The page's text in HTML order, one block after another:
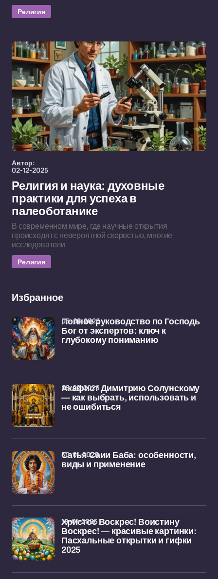
Религия
Автор:
02-12-2025
Религия и наука: духовные
практики для успеха в
палеоботанике
В современном мире, где научные открытия
происходят с невероятной скоростью, многие
исследователи
Религия
Избранное
Полное руководство по Господь
Бог от экспертов: ключ к
глубокому пониманию
06-02-2026
Акафист Димитрию Солунскому
— как выбрать, использовать и
не ошибиться
05-02-2026
Сатья Саии Баба: особенности,
виды и применение
30-01-2026
Христос Воскрес! Воистину
Воскрес! — красивые картинки:
Пасхальные открытки и гифки
2025
19-01-2026